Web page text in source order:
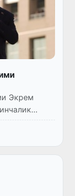
Экрем
ИИВ Х